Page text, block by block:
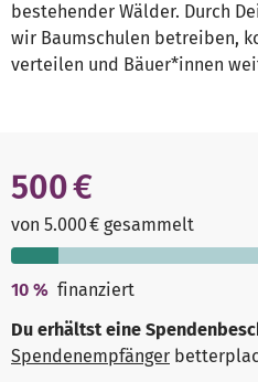
bestehender Wälder. Durch
wir Baumschulen betreiben,
verteilen und Bäuer*innen
500 €
von 5.000 € gesammelt
10 % finanziert
Du erhältst eine
Spendenempfänger